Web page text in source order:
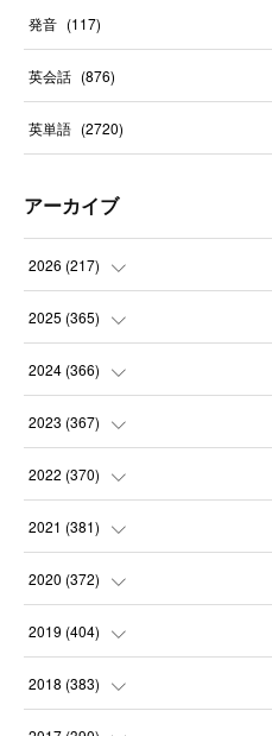
発音 (117)
英会話 (876)
英単語 (2720)
アーカイブ
2026 (217)
(6)
(31
(30
(31
2025 (365)
(31
(30
(31
(30
2024 (366)
(32
(30
(31
(30
2023 (367)
(31
(31
(31
(30
2022 (370)
(31
(31
(31
(31
2021 (381)
(35
(37
(31
(30
2020 (372)
(32
(32
(32
2019 (404)
(35
(30
2018 (383)